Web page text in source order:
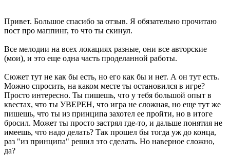
Привет. Большое спасибо за отзыв. Я обязательно прочитаю
пост про маппинг, то что ты скинул.
Все мелодии на всех локациях разные, они все авторские
(мои), и это еще одна часть проделанной работы.
Сюжет тут не как бы есть, но его как бы и нет. А он тут есть.
Можно спросить, на каком месте ты остановился в игре?
Просто интересно. Ты пишешь, что у тебя большой опыт в
квестах, что ты УВЕРЕН, что игра не сложная, но еще тут же
пишешь, что ты из принципа захотел ее пройти, но в итоге
бросил. Может ты просто застрял где-то, и дальше понятия не
имеешь, что надо делать? Так прошел бы тогда уж до конца,
раз "из принципа" решил это сделать. Но наверное сложно,
да?